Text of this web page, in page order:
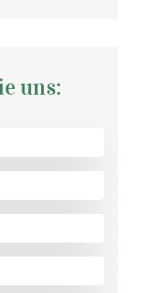
uns: